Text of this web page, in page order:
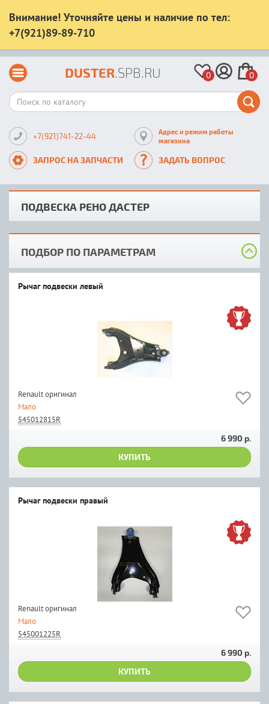
Внимание! Уточняйте цены и наличие по тел:
+7(921)89-89-710
DUSTER.SPB.RU 0 0
+7(921)741-22-44
Адрес и режим работы
магазина
ЗАПРОС НА ЗАПЧАСТИ ЗАДАТЬ ВОПРОС
ПОДВЕСКА РЕНО ДАСТЕР
ПОДБОР ПО ПАРАМЕТРАМ
Рычаг подвески левый
Renault оригинал
Мало
545012815R
6 990 р.
КУПИТЬ
Рычаг подвески правый
Renault оригинал
Мало
545001225R
6 990 р.
КУПИТЬ